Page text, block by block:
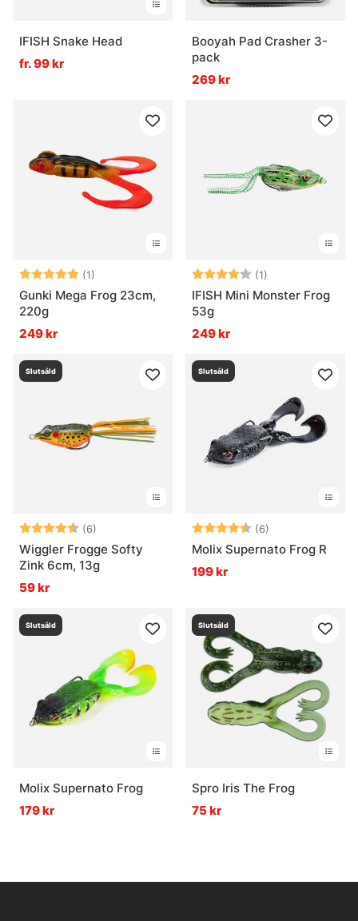
IFISH Snake Head
fr. 99 kr
Booyah Pad Crasher 3-
pack
269 kr
Betyg: (1)
5.0 utav 5 stjärnor
Gunki Mega Frog 23cm,
220g
249 kr
Betyg: (1)
IFISH Mini Monster Frog
53g
249 kr
Slutsåld
Betyg: (6)
4.2 utav 5 stjärnor
Wiggler Frogge Softy
Zink 6cm, 13g
59 kr
Slutsåld
Betyg: (6)
Molix Supernato Frog R
199 kr
Slutsåld
Molix Supernato Frog
179 kr
Slutsåld
Spro Iris The Frog
75 kr